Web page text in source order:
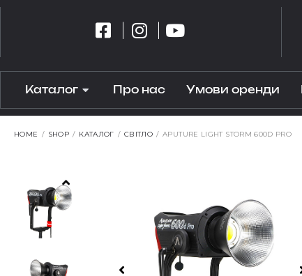
Каталог Про нас Умови оренди
HOME / SHOP / КАТАЛОГ / СВІТЛО / APUTURE LIGHT STORM 600D PRO